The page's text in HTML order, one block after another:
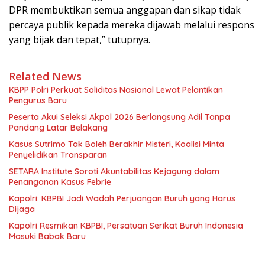
DPR membuktikan semua anggapan dan sikap tidak
percaya publik kepada mereka dijawab melalui respons
yang bijak dan tepat,” tutupnya.
Related News
KBPP Polri Perkuat Soliditas Nasional Lewat Pelantikan
Pengurus Baru
Peserta Akui Seleksi Akpol 2026 Berlangsung Adil Tanpa
Pandang Latar Belakang
Kasus Sutrimo Tak Boleh Berakhir Misteri, Koalisi Minta
Penyelidikan Transparan
SETARA Institute Soroti Akuntabilitas Kejagung dalam
Penanganan Kasus Febrie
Kapolri: KBPBI Jadi Wadah Perjuangan Buruh yang Harus
Dijaga
Kapolri Resmikan KBPBI, Persatuan Serikat Buruh Indonesia
Masuki Babak Baru